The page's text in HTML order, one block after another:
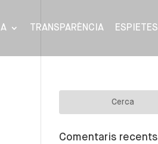
TRANSPARÈNCIA ESPIETES
Comentaris recents